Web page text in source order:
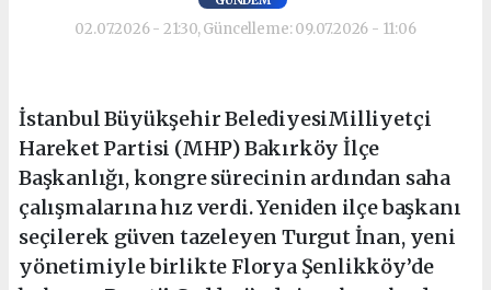
02.07.2026 - 21:30, Güncelleme: 09.07.2026 - 11:06
İstanbul Büyükşehir BelediyesiMilliyetçi
Hareket Partisi (MHP) Bakırköy İlçe
Başkanlığı, kongre sürecinin ardından saha
çalışmalarına hız verdi. Yeniden ilçe başkanı
seçilerek güven tazeleyen Turgut İnan, yeni
yönetimiyle birlikte Florya Şenlikköy’de